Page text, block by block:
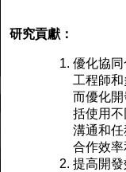
研究貢獻：
優化協
工程師
而優化
括使用
溝通和
合作效率
提高開